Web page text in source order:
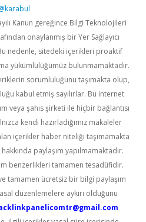
Kanun gereğince Bilgi Teknolojileri
onaylanmış bir Yer Sağlayıcı
nedenle, sitedeki içerikleri proaktif
yükümlülüğümüz bulunmamaktadır.
sorumluluğunu taşımakta olup,
kabul etmiş sayılırlar. Bu internet
veya şahıs şirketi ile hiçbir bağlantısı
kendi hazırladığımız makaleler
içerikler haber niteliği taşımamakta
paylaşım yapılmamaktadır.
benzerlikleri tamamen tesadüfidir.
tamamen ücretsiz bir bilgi paylaşım
düzenlemelere aykırı olduğunu